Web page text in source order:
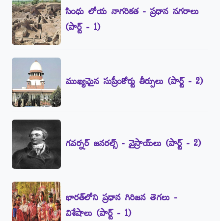
సింధు లోయ నాగరికత - ప్రధాన నగరాలు
(పార్ట్‌ - 1)
ముఖ్యమైన సుప్రీంకోర్టు తీర్పులు (పార్ట్‌ - 2)
గవర్నర్‌ జనరల్స్‌ - వైస్రాయ్‌లు (పార్ట్‌ - 2)
భారత్‌లోని ప్రధాన గిరిజన తెగలు -
విశేషాలు (పార్ట్‌ - 1)